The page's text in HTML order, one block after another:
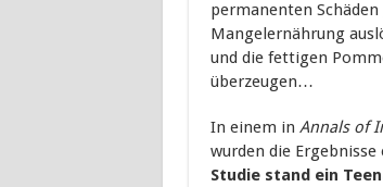
permanenten
Mangelernährung
und die fettigen
überzeugen…
In einem in Annals of
wurden die
Studie stand ein